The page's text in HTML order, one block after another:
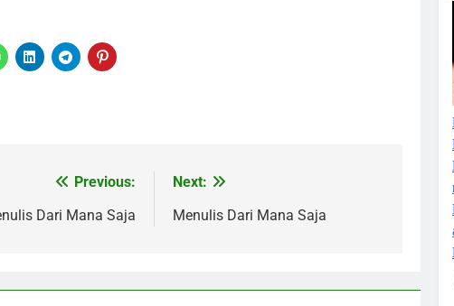
Previous:
Dari Mana Saja
Next:
Menulis Dari Mana Saja